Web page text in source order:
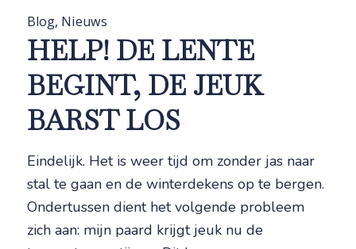
Blog, Nieuws
HELP! DE LENTE
BEGINT, DE JEUK
BARST LOS
Eindelijk. Het is weer tijd om zonder jas naar
stal te gaan en de winterdekens op te bergen.
Ondertussen dient het volgende probleem
zich aan: mijn paard krijgt jeuk nu de